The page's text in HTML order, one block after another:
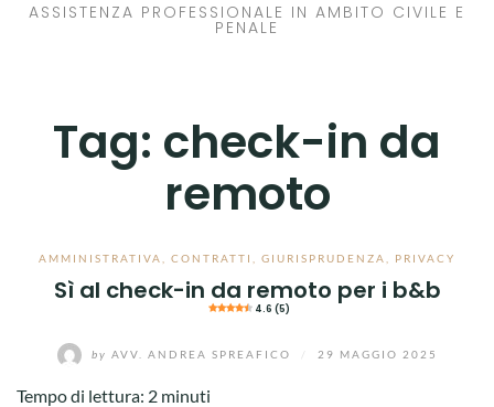
ASSISTENZA PROFESSIONALE IN AMBITO CIVILE E
PENALE
Tag: check-in da
remoto
AMMINISTRATIVA CONTRATTI GIURISPRUDENZA PRIVACY
Sì al check-in da remoto per i b&b
4.6 (5)
by AVV. ANDREA SPREAFICO 29 MAGGIO 2025
Tempo di lettura: 2 minuti